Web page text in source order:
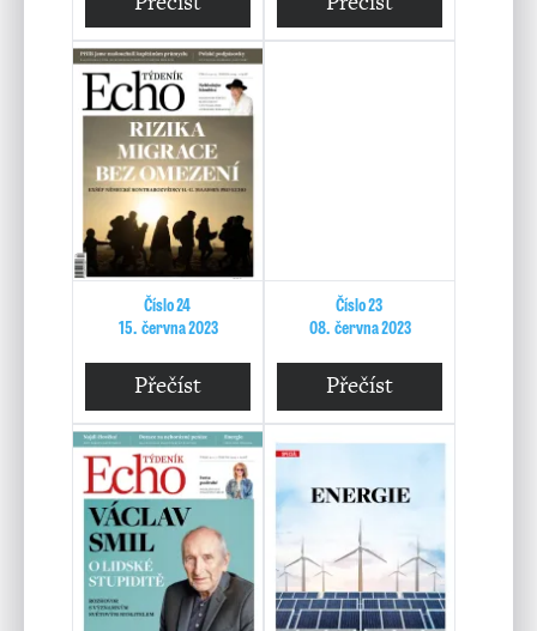
Číslo 24
15. června 2023
Přečíst
Číslo 23
08. června 2023
Přečíst